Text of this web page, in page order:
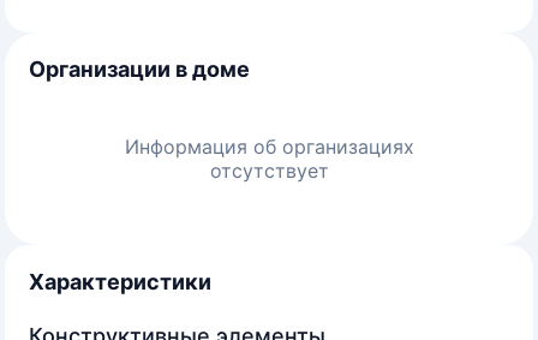
Организации в доме
Информация об организациях
отсутствует
Характеристики